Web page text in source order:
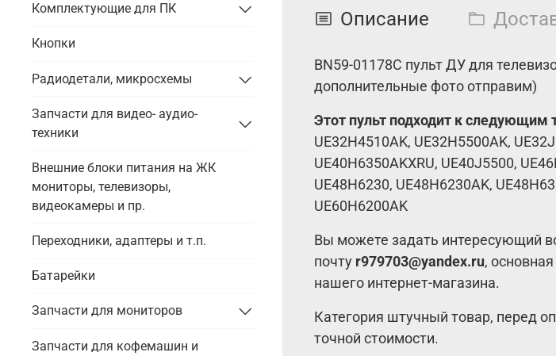
Описание
BN59-01178C пульт ДУ для
дополнительные фото отправим)
Этот пульт подходит к следующим
UE32H4510AK, UE32H5500AK,
UE40H6350AKXRU, UE40J5500,
UE48H6230, UE48H6230AK,
UE60H6200AK
Вы можете задать интересующий
почту r979703@yandex.ru,
нашего интернет-магазина.
Категория штучный товар, перед
точной стоимости.
Комплектующие для ПК
Кнопки
Радиодетали, микросхемы
Запчасти для видео- аудио-
техники
Внешние блоки питания на ЖК
мониторы, телевизоры,
видеокамеры и пр.
Переходники, адаптеры и т.п.
Батарейки
Запчасти для мониторов
Запчасти для кофемашин и